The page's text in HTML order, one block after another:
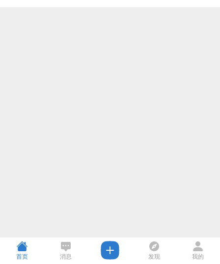
首页 消息 发现 我的